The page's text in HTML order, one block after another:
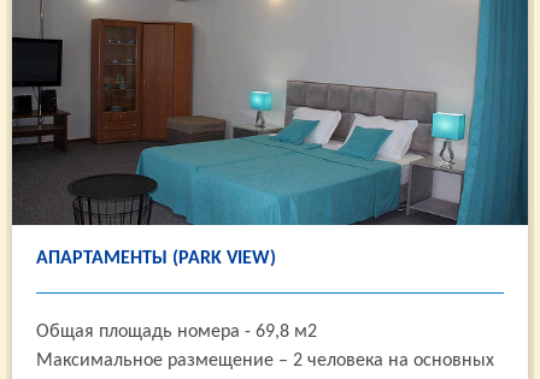
АПАРТАМЕНТЫ (PARK VIEW)
Общая площадь номера - 69,8 м2
Максимальное размещение – 2 человека на основных